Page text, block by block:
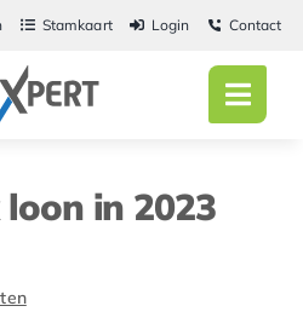
Stamkaart Login Contact
in 2023